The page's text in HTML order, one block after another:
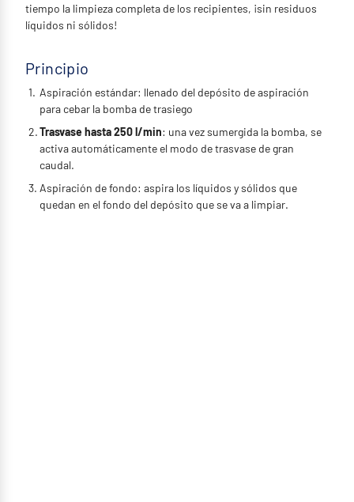
tiempo la limpieza completa de los recipientes, ¡sin residuos
líquidos ni sólidos!
Principio
Aspiración estándar: llenado del depósito de aspiración
para cebar la bomba de trasiego
Trasvase hasta 250 l/min: una vez sumergida la bomba, se
activa automáticamente el modo de trasvase de gran
caudal.
Aspiración de fondo: aspira los líquidos y sólidos que
quedan en el fondo del depósito que se va a limpiar.